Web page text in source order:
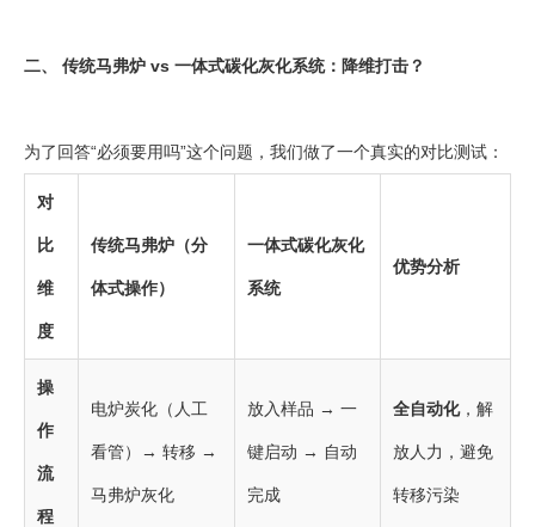
二、 传统马弗炉 vs 一体式碳化灰化系统：降维打击？
为了回答“必须要用吗”这个问题，我们做了一个真实的对比测试：
对
比
维
度
传统马弗炉（分
体式操作）
一体式碳化灰化
系统
优势分析
操
作
流
程
电炉炭化（人工
看管）→ 转移 →
马弗炉灰化
放入样品 → 一
键启动 → 自动
完成
全自动化，解
放人力，避免
转移污染